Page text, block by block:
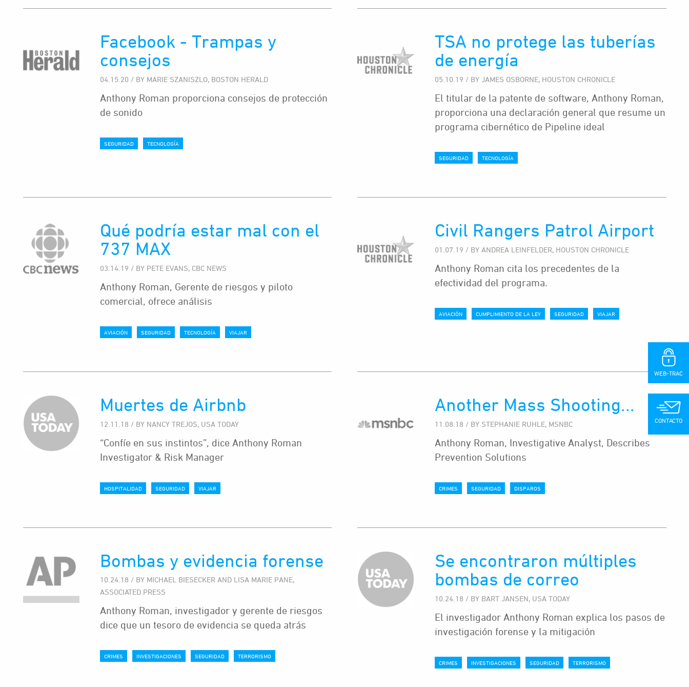
Facebook - Trampas y
consejos
04.15.20 / BY MARIE SZANISZLO, BOSTON HERALD
Anthony Roman proporciona consejos de protección
de sonido
SEGURIDAD TECNOLOGÍA
TSA no protege las tuberías
de energía
05.10.19 / BY JAMES OSBORNE, HOUSTON CHRONICLE
El titular de la patente de software, Anthony Roman,
proporciona una declaración general que resume un
programa cibernético de Pipeline ideal
SEGURIDAD TECNOLOGÍA
Qué podría estar mal con el
737 MAX
03.14.19 / BY PETE EVANS, CBC NEWS
Anthony Roman, Gerente de riesgos y piloto
comercial, ofrece análisis
AVIACIÓN SEGURIDAD TECNOLOGÍA VIAJAR
Civil Rangers Patrol Airport
01.07.19 / BY ANDREA LEINFELDER, HOUSTON CHRONICLE
Anthony Roman cita los precedentes de la
efectividad del programa.
AVIACIÓN CUMPLIMIENTO DE LA LEY SEGURIDAD VIAJAR
Muertes de Airbnb
12.11.18 / BY NANCY TREJOS, USA TODAY
“Confíe en sus instintos”, dice Anthony Roman
Investigator & Risk Manager
HOSPITALIDAD SEGURIDAD VIAJAR
Another Mass Shooting...
11.08.18 / BY STEPHANIE RUHLE, MSNBC
Anthony Roman, Investigative Analyst, Describes
Prevention Solutions
CRIMES SEGURIDAD DISPAROS
Bombas y evidencia forense
10.24.18 / BY MICHAEL BIESECKER AND LISA MARIE PANE,
ASSOCIATED PRESS
Anthony Roman, investigador y gerente de riesgos
dice que un tesoro de evidencia se queda atrás
CRIMES INVESTIGACIONES SEGURIDAD TERRORISMO
Se encontraron múltiples
bombas de correo
10.24.18 / BY BART JANSEN, USA TODAY
El investigador Anthony Roman explica los pasos de
investigación forense y la mitigación
CRIMES INVESTIGACIONES SEGURIDAD TERRORISMO
WEB-TRAC
CONTACTO